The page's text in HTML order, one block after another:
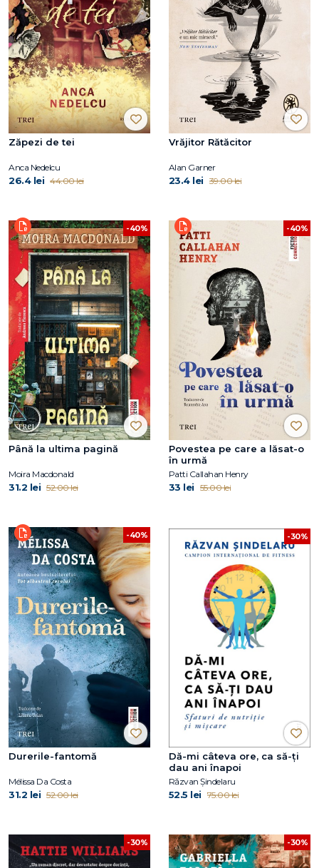
Zăpezi de tei
Anca Nedelcu
26.4 lei 44.00 lei
Vrăjitor Rătăcitor
Alan Garner
23.4 lei 39.00 lei
-40%
Până la ultima pagină
Moira Macdonald
31.2 lei 52.00 lei
-40%
Povestea pe care a lăsat-o
în urmă
Patti Callahan Henry
33 lei 55.00 lei
-40%
Durerile-fantomă
Mélissa Da Costa
31.2 lei 52.00 lei
-30%
Dă-mi câteva ore, ca să-ţi
dau ani înapoi
Răzvan Șindelaru
52.5 lei 75.00 lei
-30% -30%